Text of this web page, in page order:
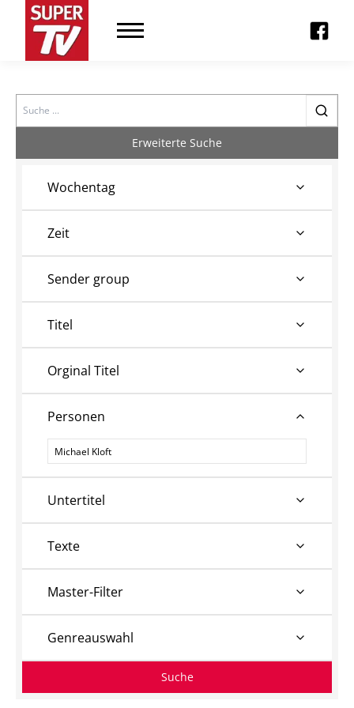
Search
Erweiterte Suche
Wochentag
Zeit
Sender group
Titel
Orginal Titel
Personen
Personen
Untertitel
Texte
Master-Filter
Genreauswahl
Suche